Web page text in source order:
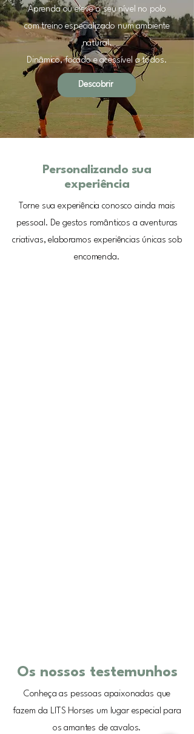
Aprenda ou eleve o seu nível no polo
com treino especializado num ambiente
natural.
Dinâmico, focado e acessível a todos.
Descobrir
Personalizando sua
experiência
Torne sua experiência conosco ainda mais
pessoal. De gestos românticos a aventuras
criativas, elaboramos experiências únicas sob
encomenda.
Os nossos testemunhos​
Conheça as pessoas apaixonadas que
fazem da LITS Horses um lugar especial para
os amantes de cavalos.